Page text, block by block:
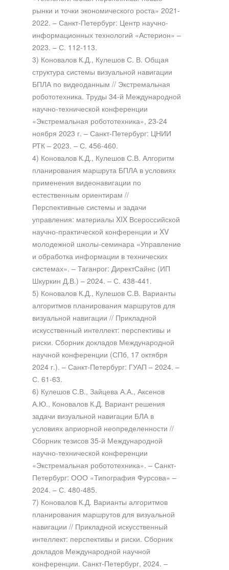
рынки и точки экономического роста» 2021-
2022. – Санкт-Петербург: Центр научно-
информационных технологий «Астерион» –
2023. – С. 112-113.
3) Коновалов К.Д., Кулешов С. В. Общая
структура системы визуальной навигации
БПЛА по видеоданным // Экстремальная
робототехника. Труды 34-й Международной
научно-технической конференции
«Экстремальная робототехника», 23-24
ноября 2023 г. – Санкт-Петербург: ЦНИИ
РТК – 2023. – С. 456-460.
4) Коновалов К.Д., Кулешов С.В. Алгоритм
планирования маршрута БПЛА в условиях
применения видеонавигации по
естественным ориентирам //
Перспективные системы и задачи
управления: материалы XIX Всероссийской
научно-практической конференции и XV
молодежной школы-семинара «Управление
и обработка информации в технических
системах». – Таганрог: ДиректСайнс (ИП
Шкуркин Д.В.) – 2024. – С. 438-441.
5) Коновалов К.Д., Кулешов С.В. Варианты
алгоритмов планирования маршрутов для
визуальной навигации // Прикладной
искусственный интеллект: перспективы и
риски. Сборник докладов Международной
научной конференции (СПб, 17 октября
2024 г.). – Санкт-Петербург: ГУАП – 2024. –
С. 61-63.
6) Кулешов С.В., Зайцева А.А., Аксенов
А.Ю., Коновалов К.Д. Вариант решения
задачи визуальной навигации БЛА в
условиях априорной неопределенности //
Сборник тезисов 35-й Международной
научно-технической конференции
«Экстремальная робототехника». – Санкт-
Петербург: ООО «Типография Фурсова» –
2024. – С. 480-485.
7) Коновалов К.Д. Варианты алгоритмов
планирования маршрутов для визуальной
навигации // Прикладной искусственный
интеллект: перспективы и риски. Сборник
докладов Международной научной
конференции. Санкт-Петербург, 2024. –